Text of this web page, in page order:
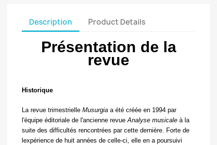
Description Product Details
Présentation de la
revue
Historique
La revue trimestrielle Musurgia a été créée en 1994 par
l'équipe éditoriale de l'ancienne revueAnalyse musicale à la
suite des difficultés rencontrées par cette dernière. Forte de
lexpérience de huit années de celle-ci, elle en a poursuivi